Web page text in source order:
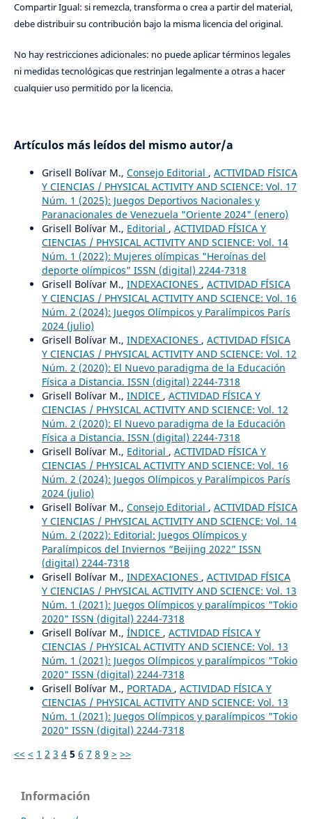
Compartir Igual: si remezcla, transforma o crea a partir del material,
debe distribuir su contribución bajo la misma licencia del original.
No hay restricciones adicionales: no puede aplicar términos legales
ni medidas tecnológicas que restrinjan legalmente a otras a hacer
cualquier uso permitido por la licencia.
Artículos más leídos del mismo autor/a
Grisell Bolívar M., Consejo Editorial , ACTIVIDAD FÍSICA
Y CIENCIAS / PHYSICAL ACTIVITY AND SCIENCE: Vol. 17
Núm. 1 (2025): Juegos Deportivos Nacionales y
Paranacionales de Venezuela "Oriente 2024" (enero)
Grisell Bolívar M., Editorial , ACTIVIDAD FÍSICA Y
CIENCIAS / PHYSICAL ACTIVITY AND SCIENCE: Vol. 14
Núm. 1 (2022): Mujeres olímpicas "Heroínas del
deporte olímpicos" ISSN (digital) 2244-7318
Grisell Bolívar M., INDEXACIONES , ACTIVIDAD FÍSICA
Y CIENCIAS / PHYSICAL ACTIVITY AND SCIENCE: Vol. 16
Núm. 2 (2024): Juegos Olímpicos y Paralímpicos París
2024 (julio)
Grisell Bolívar M., INDEXACIONES , ACTIVIDAD FÍSICA
Y CIENCIAS / PHYSICAL ACTIVITY AND SCIENCE: Vol. 12
Núm. 2 (2020): El Nuevo paradigma de la Educación
Física a Distancia. ISSN (digital) 2244-7318
Grisell Bolívar M., INDICE , ACTIVIDAD FÍSICA Y
CIENCIAS / PHYSICAL ACTIVITY AND SCIENCE: Vol. 12
Núm. 2 (2020): El Nuevo paradigma de la Educación
Física a Distancia. ISSN (digital) 2244-7318
Grisell Bolívar M., Editorial , ACTIVIDAD FÍSICA Y
CIENCIAS / PHYSICAL ACTIVITY AND SCIENCE: Vol. 16
Núm. 2 (2024): Juegos Olímpicos y Paralímpicos París
2024 (julio)
Grisell Bolívar M., Consejo Editorial , ACTIVIDAD FÍSICA
Y CIENCIAS / PHYSICAL ACTIVITY AND SCIENCE: Vol. 14
Núm. 2 (2022): Editorial: Juegos Olímpicos y
Paralímpicos del Inviernos “Beijing 2022” ISSN
(digital) 2244-7318
Grisell Bolívar M., INDEXACIONES , ACTIVIDAD FÍSICA
Y CIENCIAS / PHYSICAL ACTIVITY AND SCIENCE: Vol. 13
Núm. 1 (2021): Juegos Olímpicos y paralímpicos "Tokio
2020" ISSN (digital) 2244-7318
Grisell Bolívar M., ÍNDICE , ACTIVIDAD FÍSICA Y
CIENCIAS / PHYSICAL ACTIVITY AND SCIENCE: Vol. 13
Núm. 1 (2021): Juegos Olímpicos y paralímpicos "Tokio
2020" ISSN (digital) 2244-7318
Grisell Bolívar M., PORTADA , ACTIVIDAD FÍSICA Y
CIENCIAS / PHYSICAL ACTIVITY AND SCIENCE: Vol. 13
Núm. 1 (2021): Juegos Olímpicos y paralímpicos "Tokio
2020" ISSN (digital) 2244-7318
<< < 1 2 3 4 5 6 7 8 9 > >>
Información